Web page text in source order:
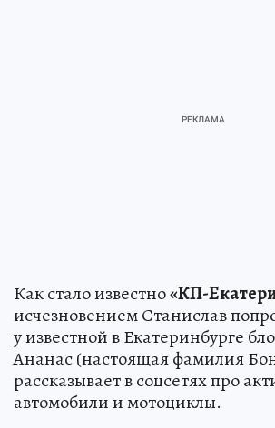
Как стало известно«КП-
исчезновением Станислав
у известной в Екатеринбурге
Ананас (настоящая фамилия
рассказывает в соцсетях про
автомобили и мотоциклы.